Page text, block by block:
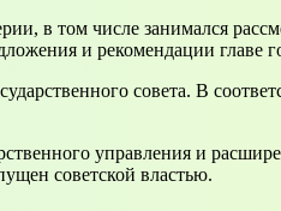
в том числе занимался
и рекомендации главе
совета. В
управления и
советской властью.